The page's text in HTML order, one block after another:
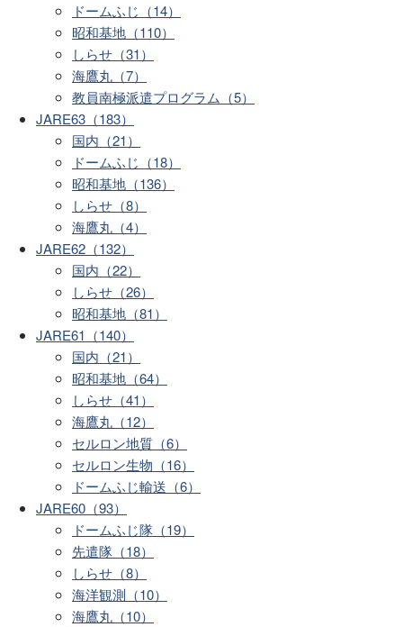
ドームふじ（14）
昭和基地（110）
しらせ（31）
海鷹丸（7）
教員南極派遣プログラム（5）
JARE63（183）
国内（21）
ドームふじ（18）
昭和基地（136）
しらせ（8）
海鷹丸（4）
JARE62（132）
国内（22）
しらせ（26）
昭和基地（81）
JARE61（140）
国内（21）
昭和基地（64）
しらせ（41）
海鷹丸（12）
セルロン地質（6）
セルロン生物（16）
ドームふじ輸送（6）
JARE60（93）
ドームふじ隊（19）
先遣隊（18）
しらせ（8）
海洋観測（10）
海鷹丸（10）